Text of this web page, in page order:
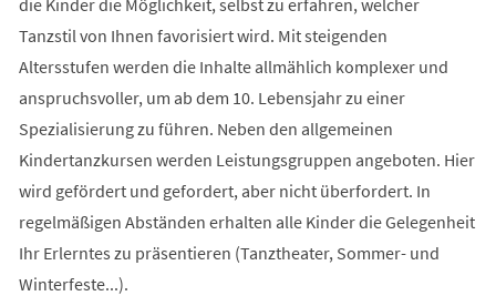
Tanzstil von Ihnen favorisiert wird. Mit steigenden
Altersstufen werden die Inhalte allmählich komplexer und
anspruchsvoller, um ab dem 10. Lebensjahr zu einer
Spezialisierung zu führen. Neben den allgemeinen
Kindertanzkursen werden Leistungsgruppen angeboten. Hier
wird gefördert und gefordert, aber nicht überfordert. In
regelmäßigen Abständen erhalten alle Kinder die Gelegenheit
Ihr Erlerntes zu präsentieren (Tanztheater, Sommer- und
Winterfeste...).